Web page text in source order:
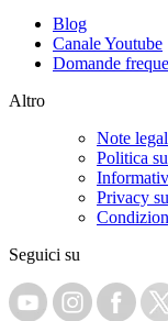
Blog
Canale Youtube
Domande
Altro
Note
Politica
Privacy
Seguici su